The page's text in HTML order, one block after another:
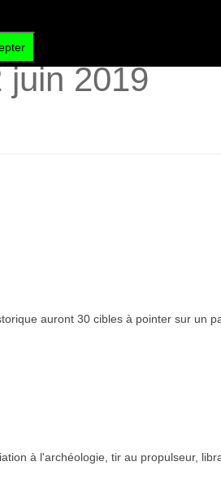
?
juin 2019
auront 30 cibles à pointer sur un
à l'archéologie, tir au propulseur,